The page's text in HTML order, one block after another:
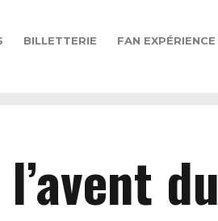
BILLETTERIE FAN EXPÉRIENCE
du